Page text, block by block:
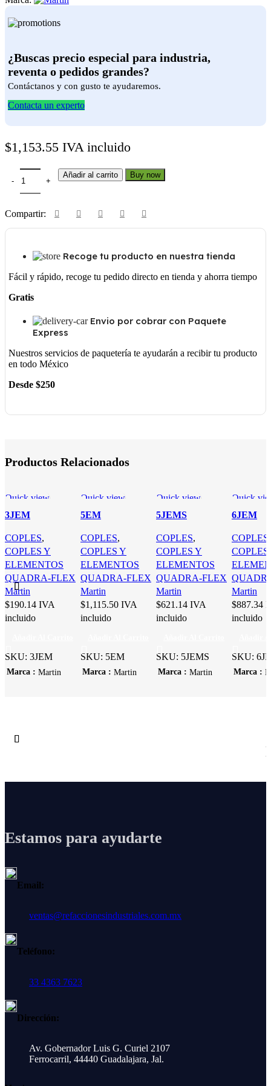
¿Buscas precio especial para industria,
reventa o pedidos grandes?
Contáctanos y con gusto te ayudaremos.
Contacta un experto
$1,153.55 IVA incluido
6S 1 cantidad Añadir al carrito Buy now
Compartir:
Recoge tu producto en nuestra tienda
Fácil y rápido, recoge tu pedido directo en tienda y ahorra tiempo
Gratis
Envio por cobrar con Paquete
Express
Nuestros servicios de paquetería te ayudarán a recibir tu producto
en todo México
Desde $250
Productos Relacionados
Quick view
3JEM
COPLES,
COPLES Y
ELEMENTOS
QUADRA-FLEX
Martin
$190.14 IVA
incluido
SKU: 3JEM
Marca Martin
Quick view
5EM
COPLES,
COPLES Y
ELEMENTOS
QUADRA-FLEX
Martin
$1,115.50 IVA
incluido
SKU: 5EM
Marca Martin
Quick view
5JEMS
COPLES,
COPLES Y
ELEMENTOS
QUADRA-FLEX
Martin
$621.14 IVA
incluido
SKU: 5JEMS
Marca Martin
Quick
6JEM
COPLES
COPLES
Martin
$887.34
incluido
SKU:
Marca
Estamos para ayudarte
Email:
ventas@refaccionesindustriales.com.mx
Teléfono:
33 4363 7623
Dirección:
Av. Gobernador Luis G. Curiel 2107
Ferrocarril, 44440 Guadalajara, Jal.